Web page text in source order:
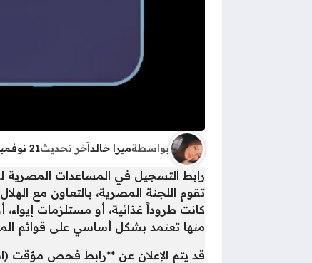
بواسطةميرا خالدآخر تحديث21 نوفمبر 2025 - 6:24ص
رابط التسجيل في المساعدات المصرية
تقوم اللجنة المصرية، بالتعاون مع
كانت طروداً غذائية، أو مستلزمات
منها تعتمد بشكل أساسي على قوائم
قد يتم الإعلان عن **رابط فحص مؤقت